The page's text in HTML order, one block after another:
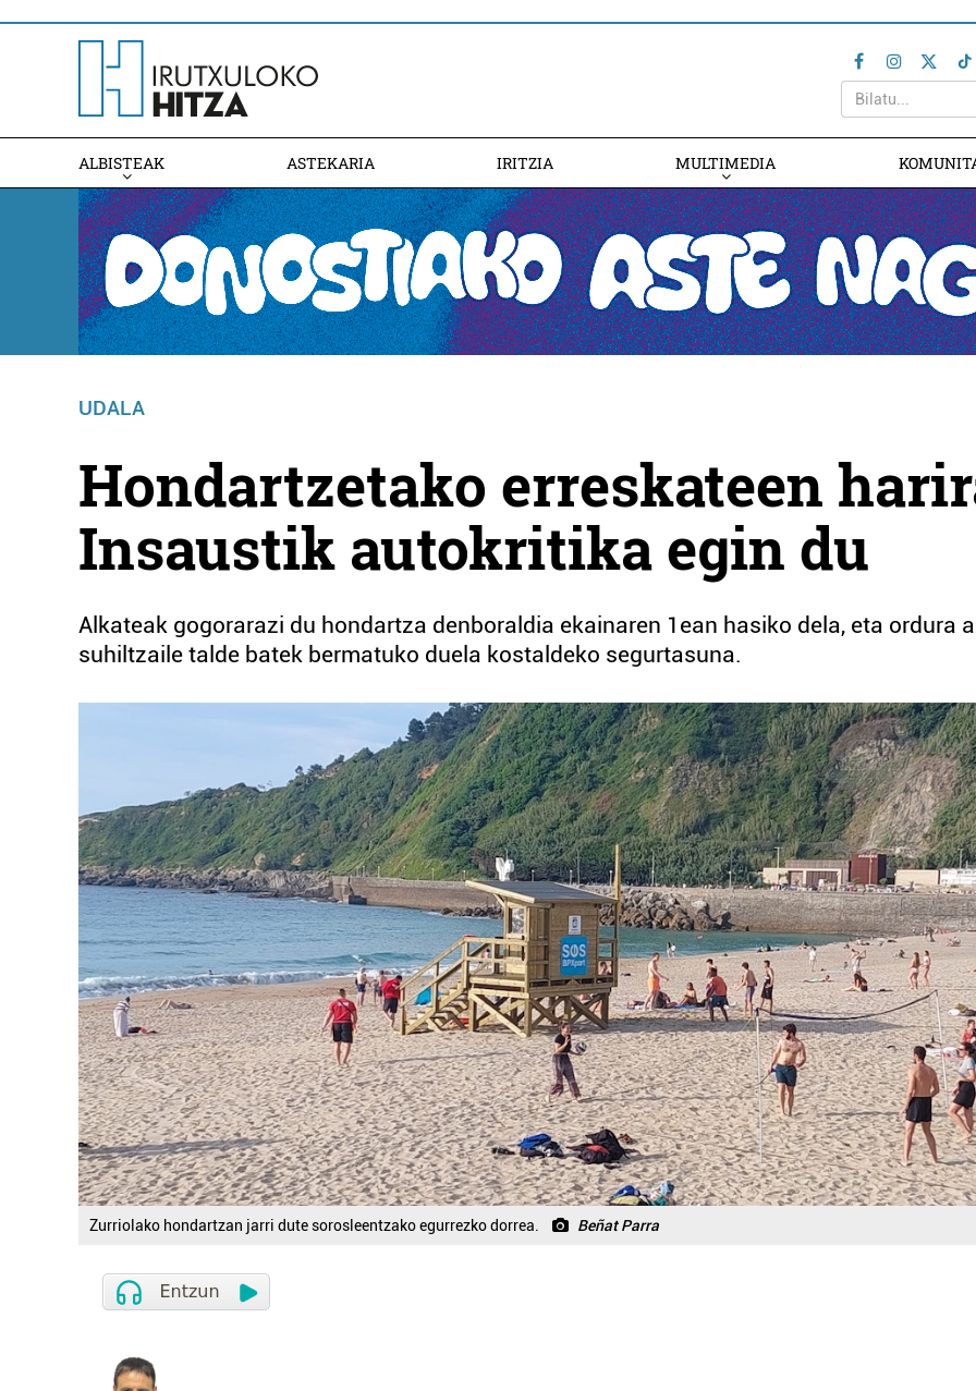
ALBISTEAK ASTEKARIA IRITZIA MULTIMEDIA
UDALA
Hondartzetako erreskateen
Insaustik autokritika egin du
Alkateak gogorarazi du hondartza denboraldia ekainaren 1ean hasiko dela, eta ordura
suhiltzaile talde batek bermatuko duela kostaldeko segurtasuna.
Zurriolako hondartzan jarri dute sorosleentzako egurrezko dorrea. Beñat Parra